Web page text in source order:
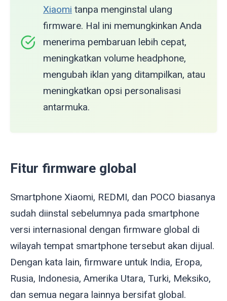
Xiaomi tanpa menginstal ulang
firmware. Hal ini memungkinkan Anda
menerima pembaruan lebih cepat,
meningkatkan volume headphone,
mengubah iklan yang ditampilkan, atau
meningkatkan opsi personalisasi
antarmuka.
Fitur firmware global
Smartphone Xiaomi, REDMI, dan POCO biasanya
sudah diinstal sebelumnya pada smartphone
versi internasional dengan firmware global di
wilayah tempat smartphone tersebut akan dijual.
Dengan kata lain, firmware untuk India, Eropa,
Rusia, Indonesia, Amerika Utara, Turki, Meksiko,
dan semua negara lainnya bersifat global.